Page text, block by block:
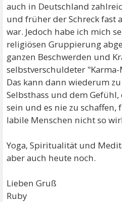
auch in Deutschland
und früher der Schreck fast
war. Jedoch habe ich mich
religiösen Gruppierung
ganzen Beschwerden und
selbstverschuldeter
Das kann dann wiederum
Selbsthass und dem Gefühl,
sein und es nie zu schaffen,
labile Menschen nicht so
Yoga, Spiritualität und
aber auch heute noch.
Lieben Gruß
Ruby